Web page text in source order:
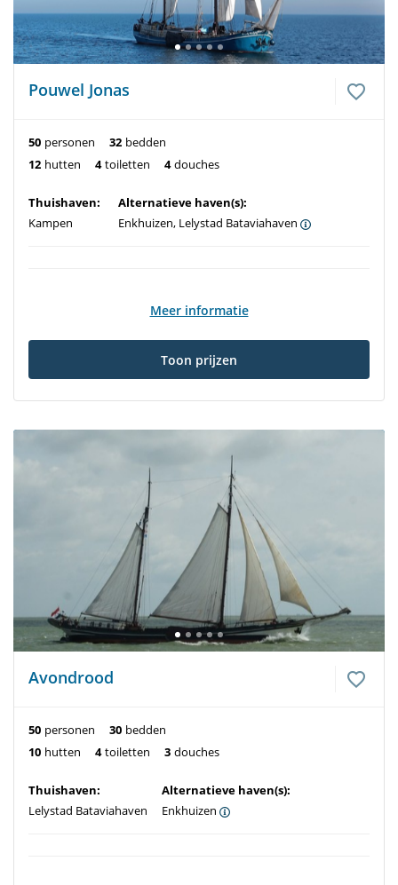
Pouwel Jonas
50 personen 32 bedden
12 hutten 4 toiletten 4 douches
Thuishaven:
Kampen
Alternatieve haven(s):
Enkhuizen, Lelystad Bataviahaven
Meer informatie
Toon prijzen
Avondrood
50 personen 30 bedden
10 hutten 4 toiletten 3 douches
Thuishaven:
Lelystad Bataviahaven
Alternatieve haven(s):
Enkhuizen